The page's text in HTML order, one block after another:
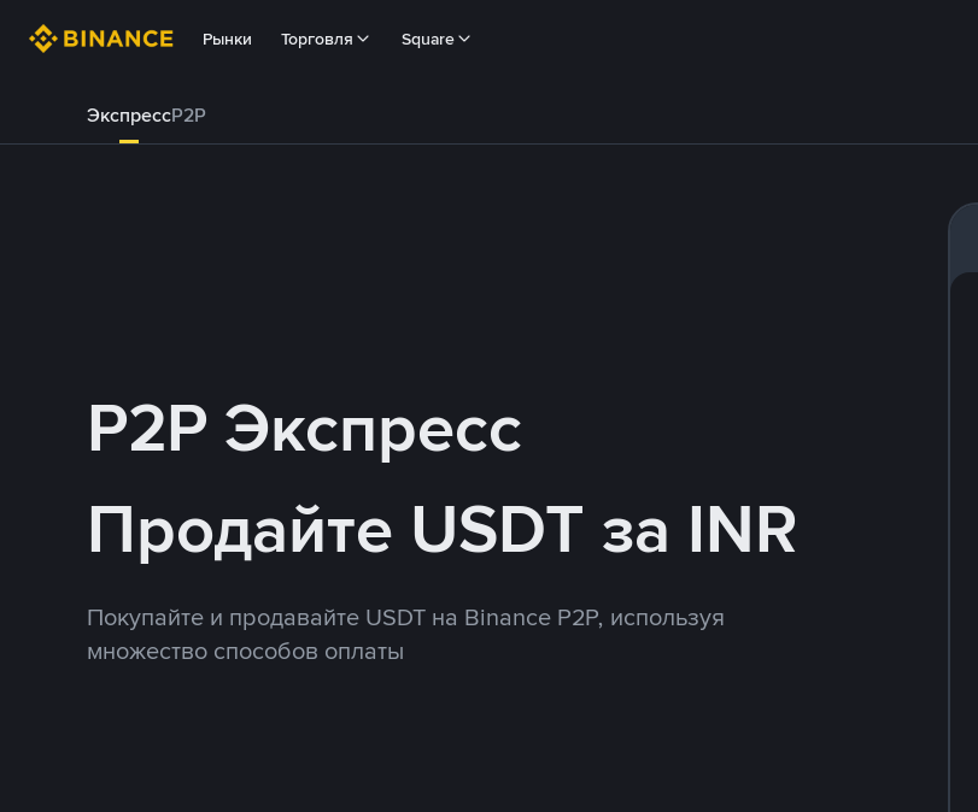
Рынки Торговля Square
ЭкспрессP2P
P2P Экспресс
Продайте USDT за INR
Покупайте и продавайте USDT на Binance P2P, используя
множество способов оплаты